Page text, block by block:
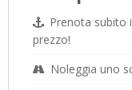
Prenota subito
prezzo!
Noleggia uno